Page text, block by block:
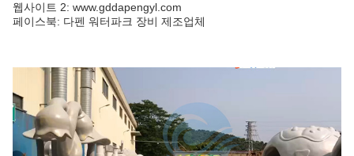
웹사이트 2: www.gddapengyl.com
페이스북: 다펜 워터파크 장비 제조업체